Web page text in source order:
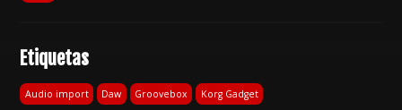
Etiquetas
Audio import Daw Groovebox Korg Gadget